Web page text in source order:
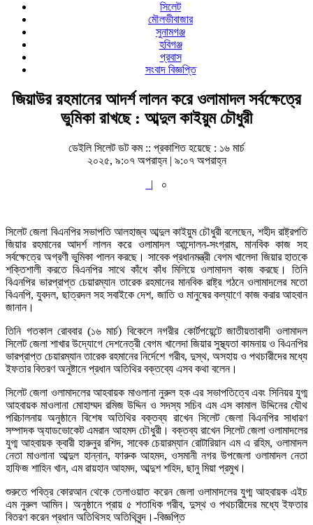
সিলেট
মৌলভীবাজার
সুনামগঞ্জ
হবিগঞ্জ
প্রবাস
সংবাদ বিজ্ঞপ্তি
জিয়াউর রহমানের আদর্শ লালন করে ওলামাদল সর্বক্ষেত্রে
ভুমিকা রাখছে : আব্দুল কাইয়ুম চৌধুরী
ডেইলি সিলেট ডট কম :: প্রকাশিত হয়েছে : ১৬ মার্চ
২০২৫, ৯:০৭ অপরাহ্ন | ৯:০৭ অপরাহ্ন
|
০
সিলেট জেলা বিএনপির সভাপতি আলহাজ্ব আব্দুল কাইয়ুম চৌধুরী বলেছেন, শহীদ রাষ্ট্রপতি
জিয়ার রহমানের আদর্শ লালন করে ওলামাদল আন্দোলন-সংগ্রাম, মানবিক কাজ সহ
সর্বক্ষেত্রে অগ্রণী ভুমিকা পালন করছে। সাবেক প্রধানমন্ত্রী বেগম খালেদা জিয়ার হাতকে
শক্তিশালী করতে বিএনপির সাথে কাঁধে কাঁধ মিলিয়ে ওলামাদল কাজ করছে। তিনি
বিএনপির ভারপ্রাপ্ত চেয়ারম্যান তারেক রহমানের মানবিক রাষ্ট্র গঠনে ওলামাদলের মতো
বিএনপি, যুবদল, ছাত্রদল সহ সবাইকে দেশ, জাতি ও মানুষের কল্যাণে কাজ করার আহবান
জানান।
তিনি গতকাল রোববার (১৬ মার্চ) বিকেলে নগরীর কোর্টপয়েন্টে জাতীয়তাবাদী ওলামাদল
সিলেট জেলা শাখার উদ্যোগে দেশনেত্রী বেগম খালেদা জিয়ার সুস্থ্যতা কামনায় ও বিএনপির
ভারপ্রাপ্ত চেয়ারম্যান তারেক রহমানের নির্দেশে গরীব, দুস্থ, অসহায় ও পথচারীদের মধ্যে
ইফতার বিতরণ অনুষ্টানে প্রধান অতিথির বক্তব্যে এসব কথা বলেন।
সিলেট জেলা ওলামাদলের আহবায়ক মাওলানা নুরুল হক এর সভাপতিত্বে এবং সিনিয়র যুগ্ম
আহবায়ক মাওলানা মোহাম্মদ রমিজ উদ্দিন ও সদস্য সচিব এম এস কামাল উদ্দিনের যৌথ
পরিচালনায় অনুষ্ঠানে বিশেষ অতিথির বক্তব্য রাখেন সিলেট জেলা বিএনপির সাধারণ
সম্পাদক অ্যাডভোকেট এমরান আহমদ চৌধুরী। বক্তব্য রাখেন সিলেট জেলা ওলামাদলের
যুগ্ম আহবায়ক ক্বারী হারুনুর রশিদ, সাবেক চেয়ারম্যান রোটারিয়ান এম এ রহিম, ওলামাদল
নেতা মাওলানা আব্দুল হান্নান, ফারুক আহমদ, ওসমানী নগর উপজেলা ওলামাদল নেতা
হাফিজ শাহিন খান, এম রায়হান আহমদ, আব্দুশ শহিদ, ছানু মিয়া প্রমুখ।
শুরুতে পবিত্র কোরআন থেকে তেলাওয়াত করেন জেলা ওলামাদলের যুগ্ম আহবায়ক এইচ
এম নুরুল আমিন। অনুষ্ঠানে প্রায় ৫ শতাধিক গরীব, দুস্থ ও পথচারীদের মধ্যে ইফতার
বিতরণ করেন প্রধান অতিথিসহ অতিথিবৃন্দ।-বিজ্ঞপ্তি